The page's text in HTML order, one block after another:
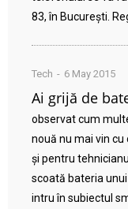
83, în București.
Tech 6 May 2015
Ai grijă de
observat cum
nouă nu mai vin
și pentru
scoată bateria
intru în subiectul